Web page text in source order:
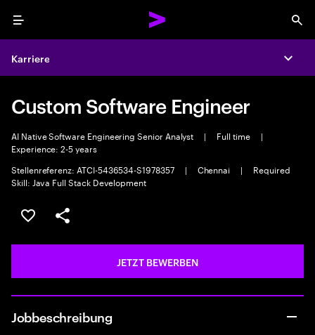
Menu
Karriere
Custom Software Engineer
AI Native Software Engineering Senior Analyst | Full time
|
Experience: 2-5 years
Stellenreferenz: ATCI-5436534-S1978357
| Chennai |
Required
Skill: Java Full Stack Development
JOB SPEICHERN
Teilen
JETZT BEWERBEN
Jobbeschreibung